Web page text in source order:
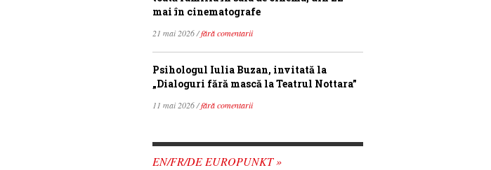
mai în cinematografe
21 mai 2026 /fără comentarii
Psihologul Iulia Buzan, invitată la
„Dialoguri fără mască la Teatrul Nottara”
11 mai 2026 /fără comentarii
EN/FR/DE EUROPUNKT »